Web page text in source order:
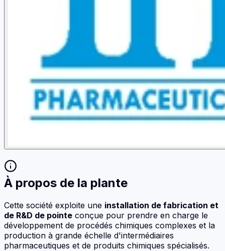
À propos de la plante
Cette société exploite une installation de fabrication et
de R&D de pointe conçue pour prendre en charge le
développement de procédés chimiques complexes et la
production à grande échelle d'intermédiaires
pharmaceutiques et de produits chimiques spécialisés.